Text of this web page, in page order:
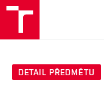
DETAIL PŘEDMĚTU